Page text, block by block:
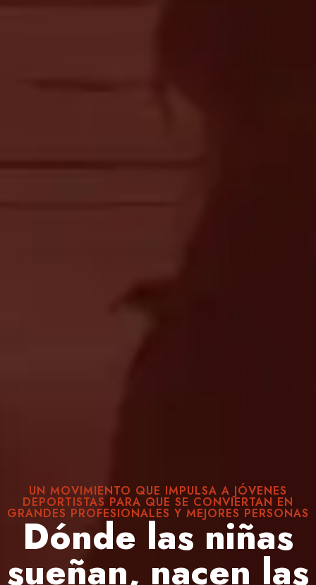
UN MOVIMIENTO QUE IMPULSA A JÓVENES
DEPORTISTAS PARA QUE SE CONVIERTAN EN
GRANDES PROFESIONALES Y MEJORES PERSONAS
Dónde las niñas
sueñan, nacen las